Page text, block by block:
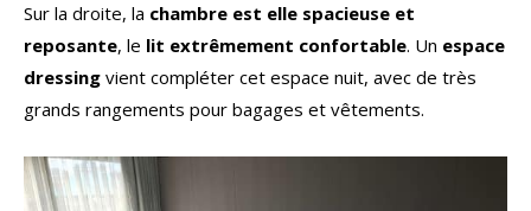
Sur la droite, la chambre est elle spacieuse et
reposante, le lit extrêmement confortable. Un espace
dressing vient compléter cet espace nuit, avec de très
grands rangements pour bagages et vêtements.